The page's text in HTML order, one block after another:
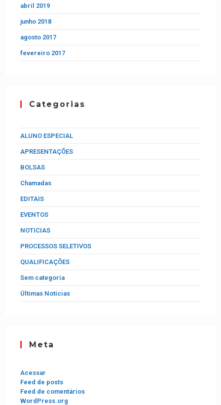
abril 2019
junho 2018
agosto 2017
fevereiro 2017
Categorias
ALUNO ESPECIAL
APRESENTAÇÕES
BOLSAS
Chamadas
EDITAIS
EVENTOS
NOTICIAS
PROCESSOS SELETIVOS
QUALIFICAÇÕES
Sem categoria
Últimas Notícias
Meta
Acessar
Feed de posts
Feed de comentários
WordPress.org